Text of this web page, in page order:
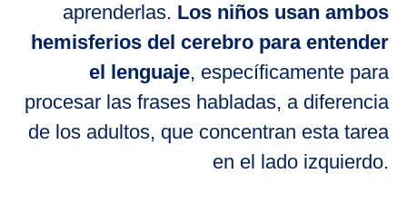
aprenderlas. Los niños usan ambos
hemisferios del cerebro para entender
el lenguaje, específicamente para
procesar las frases habladas, a diferencia
de los adultos, que concentran esta tarea
en el lado izquierdo.